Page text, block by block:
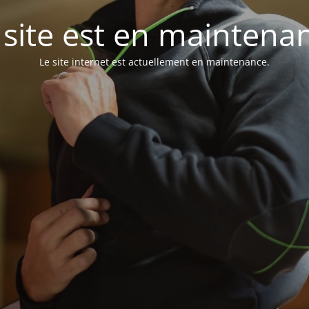
est en
Le site internet est actuellement en maintenance.